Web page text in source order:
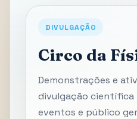
DIVULGAÇÃO
Circo da
Demonstrações e
divulgação científica
eventos e público